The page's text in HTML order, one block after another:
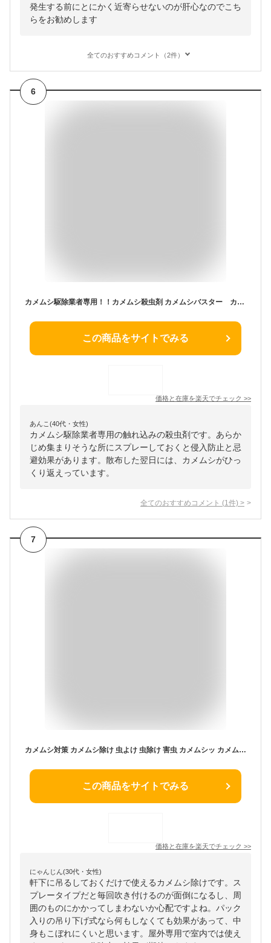
発生する前にとにかく近寄らせないのが肝心なのでこち
らをお勧めします
全てのおすすめコメント（2件）
6
カメムシ駆除業者専用！！カメムシ殺虫剤 カメムシバスター カメムシ対策 カメムシ避け 害虫駆除 玄関 殺虫剤スプレー カメムシ忌避剤 防除 カメムシスプレー 大容量 ムカデ 駆除 害虫 虫 クモ 窓 窓枠 サッシ 忌避剤
この商品をサイトでみる
価格と在庫を楽天でチェック >>
あんこ(40代・女性)
カメムシ駆除業者専用の触れ込みの殺虫剤です。あらか
じめ集まりそうな所にスプレーしておくと侵入防止と忌
避効果があります。散布した翌日には、カメムシがひっ
くり返えっています。
全てのおすすめコメント (1 件) >
7
カメムシ対策 カメムシ除け 虫よけ 虫除け 害虫 カメムシッ カメムシ忌避剤 屋外専用 吊り下げ 軒下 ベランダ
この商品をサイトでみる
価格と在庫を楽天でチェック >>
にゃんじん(30代・女性)
軒下に吊るしておくだけで使えるカメムシ除けです。ス
プレータイプだと毎回吹き付けるのが面倒になるし、周
囲のものにかかってしまわないか心配ですよね。パック
入りの吊り下げ式なら何もしなくても効果があって、中
身もこぼれにくいと思います。屋外専用で室内では使え